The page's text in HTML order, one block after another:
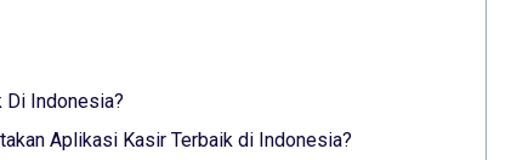
Di Indonesia?
Aplikasi Kasir Terbaik di Indonesia?